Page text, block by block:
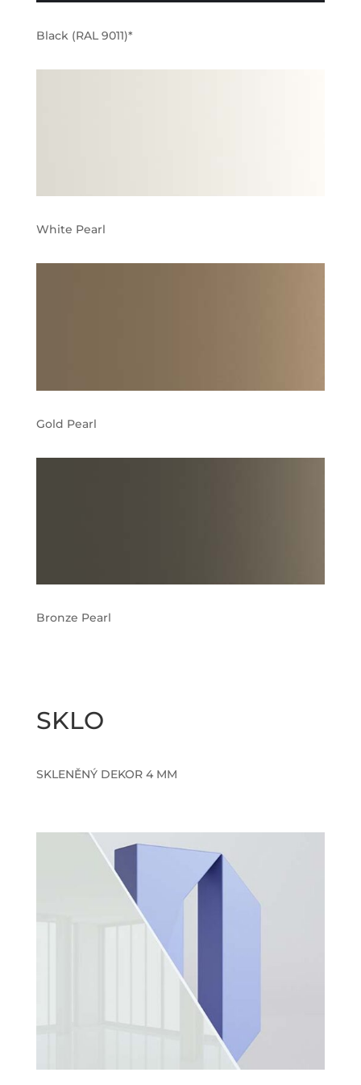
Black (RAL 9011)*
White Pearl
Gold Pearl
Bronze Pearl
SKLO
SKLENĚNÝ DEKOR 4 MM